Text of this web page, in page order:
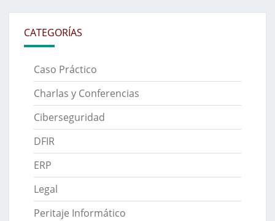
CATEGORÍAS
Caso Práctico
Charlas y Conferencias
Ciberseguridad
DFIR
ERP
Legal
Peritaje Informático